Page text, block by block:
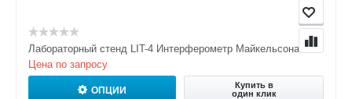
Лабораторный стенд LIT-4 Интерферометр Майкельсона
Цена по запросу
ОПЦИИ
Купить в
один клик